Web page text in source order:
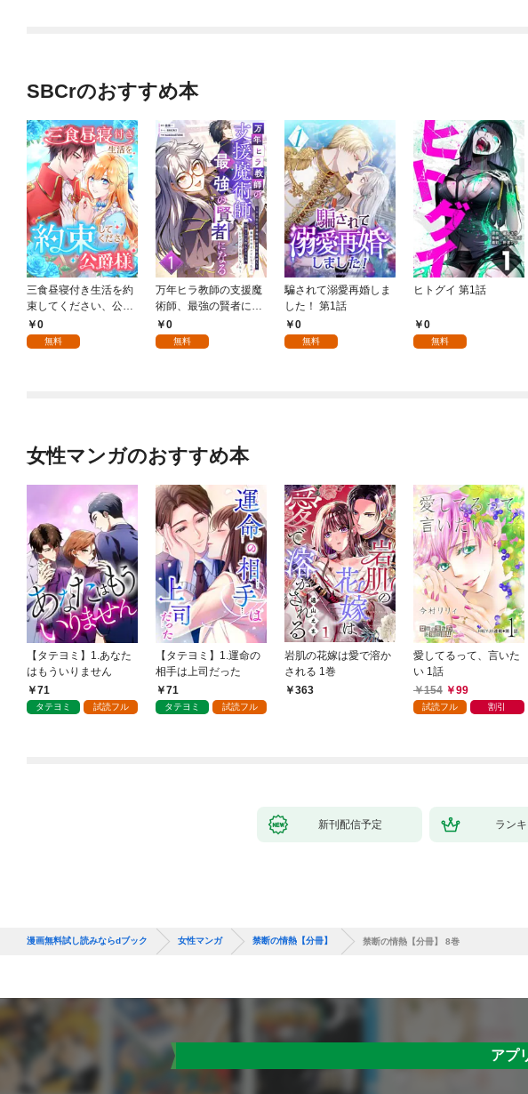
SBCrのおすすめ本
三食昼寝付き生活を約
束してください、公爵
様 1話
0
無料
万年ヒラ教師の支援魔
術師、最強の賢者にな
る～不人気の支援魔術
師は給料泥棒だと魔術
0
無料
騙されて溺愛再婚しま
した！ 第1話
0
無料
ヒトグイ 第1話
0
無料
女性マンガのおすすめ本
【タテヨミ】1.あなた
はもういりません
71
タテヨミ 試読フル
【タテヨミ】1.運命の
相手は上司だった
71
タテヨミ 試読フル
岩肌の花嫁は愛で溶か
される 1巻
363
愛してるって、言いた
い 1話
154
99
試読フル 割引
新刊配信予定 ラン
漫画無料試し読みならdブック 女性マンガ 禁断の情熱【分冊】 禁断の情熱【分冊】 8巻
アプ